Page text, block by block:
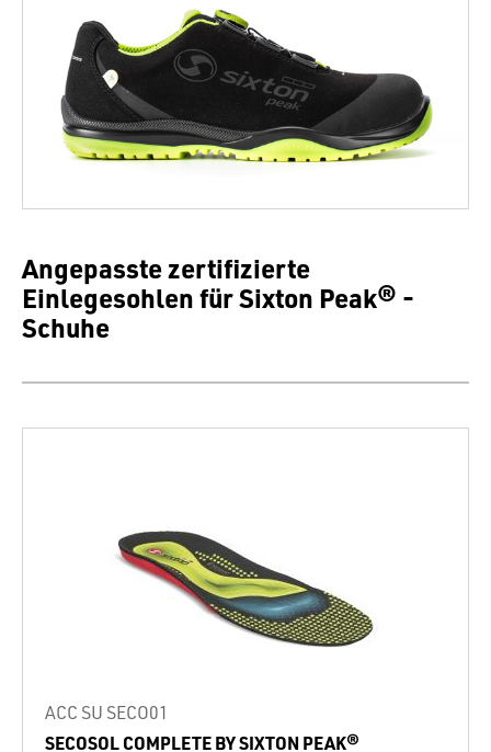
Angepasste zertifizierte
Einlegesohlen für Sixton Peak® -
Schuhe
ACC SU SECO01
SECOSOL COMPLETE BY SIXTON PEAK®